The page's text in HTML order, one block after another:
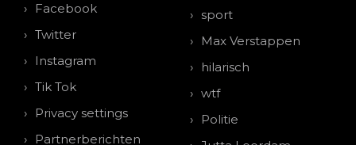
Facebook
Twitter
Instagram
Tik Tok
Privacy settings
Partnerberichten
sport
Max Verstappen
hilarisch
wtf
Politie